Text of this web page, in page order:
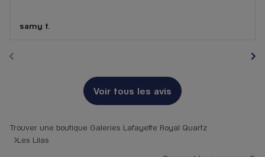
samy t.
Voir tous les avis
Trouver une boutique Galeries Lafayette Royal Quartz
Les Lilas